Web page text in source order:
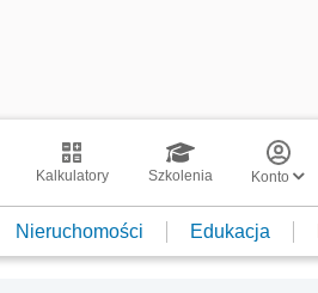
Kalkulatory Szkolenia Konto
Nieruchomości Edukacja